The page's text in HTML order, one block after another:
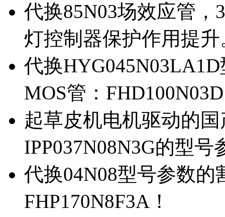
代换85N03场效应管
灯控制器保护作用提升
代换
MOS管：
起草皮机电机驱动的
IPP037N08N3G的型号
代换04N08型号参数
FHP170N8F3A！